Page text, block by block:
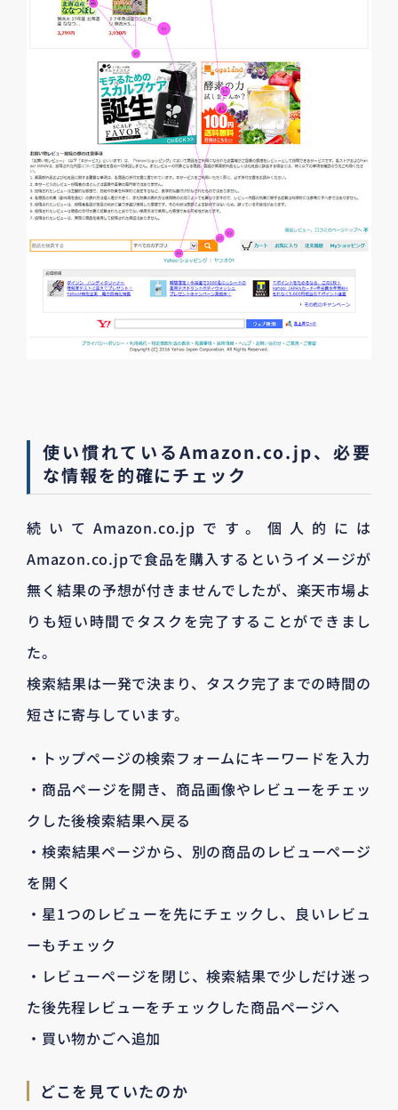
使い慣れているAmazon.co.jp、必要
な情報を的確にチェック
続いてAmazon.co.jpです。個人的には
Amazon.co.jpで食品を購入するというイメージが
無く結果の予想が付きませんでしたが、楽天市場よ
りも短い時間でタスクを完了することができまし
た。
検索結果は一発で決まり、タスク完了までの時間の
短さに寄与しています。
・トップページの検索フォームにキーワードを入力
・商品ページを開き、商品画像やレビューをチェッ
クした後検索結果へ戻る
・検索結果ページから、別の商品のレビューページ
を開く
・星1つのレビューを先にチェックし、良いレビュ
ーもチェック
・レビューページを閉じ、検索結果で少しだけ迷っ
た後先程レビューをチェックした商品ページへ
・買い物かごへ追加
どこを見ていたのか